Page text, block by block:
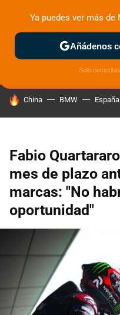
ZONA DE PRUEBAS
HOY SE HABLA DE
China BMW España
Fabio
mes de plazo
marcas: "No
oportunidad"
Ya puedes ver más
Añádenos
Solo